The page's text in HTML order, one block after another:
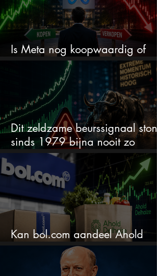
Is Meta nog koopwaardig of
wordt het tijd om te verkopen?
Dit zeldzame beurssignaal stond
sinds 1979 bijna nooit zo
extreem
Kan bol.com aandeel Ahold
nieuw leven inblazen?